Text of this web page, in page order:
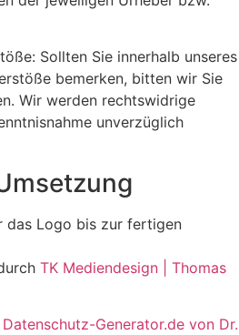
Sollten Sie innerhalb unseres
bemerken, bitten wir Sie
Wir werden rechtswidrige
unverzüglich
das Logo bis zur fertigen
TK Mediendesign | Thomas
Generator.de von Dr.